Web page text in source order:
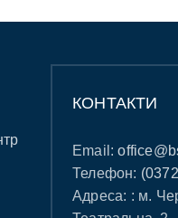
КОНТАКТИ
Email:
Телефон:
Адреса: : м.